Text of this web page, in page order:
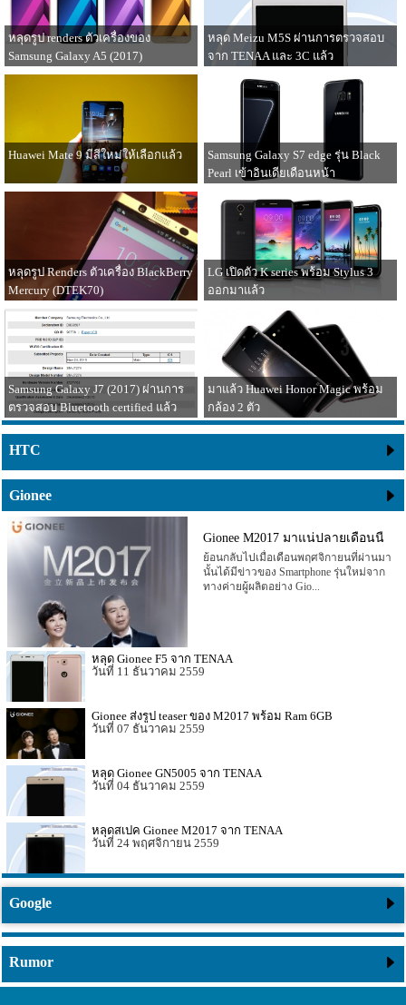
31 ธันวาคม 2559 30 ธันวาคม 2559
หลุดรูป renders ตัวเครื่องของ
Samsung Galaxy A5 (2017)
29 ธันวาคม 2559
หลุด Meizu M5S ผ่านการตรวจสอบ
จาก TENAA และ 3C แล้ว
28 ธันวาคม 2559
Huawei Mate 9 มีสีใหม่ให้เลือกแล้ว
27 ธันวาคม 2559
Samsung Galaxy S7 edge รุ่น Black
Pearl เข้าอินเดียเดือนหน้า
26 ธันวาคม 2559
หลุดรูป Renders ตัวเครื่อง BlackBerry
Mercury (DTEK70)
25 ธันวาคม 2559
LG เปิดตัว K series พร้อม Stylus 3
ออกมาแล้ว
24 ธันวาคม 2559
Samsung Galaxy J7 (2017) ผ่านการ
ตรวจสอบ Bluetooth certified แล้ว
23 ธันวาคม 2559
มาแล้ว Huawei Honor Magic พร้อม
กล้อง 2 ตัว
20 ธันวาคม 2559
HTC
Gionee
Gionee M2017 มาแน่ปลายเดือนนี้
ย้อนกลับไปเมื่อเดือนพฤศจิกายนที่ผ่านมา
นั้นได้มีข่าวของ Smartphone รุ่นใหม่จาก
ทางค่ายผู้ผลิตอย่าง Gio...
หลุด Gionee F5 จาก TENAA
11 ธันวาคม 2559
Gionee ส่งรูป teaser ของ M2017 พร้อม Ram 6GB
07 ธันวาคม 2559
หลุด Gionee GN5005 จาก TENAA
04 ธันวาคม 2559
หลุดสเปค Gionee M2017 จาก TENAA
24 พฤศจิกายน 2559
Google
Rumor